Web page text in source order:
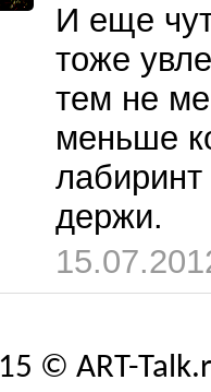
И еще
тоже
тем не
меньше
держи.
© ART-